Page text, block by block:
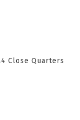
Close Quarters